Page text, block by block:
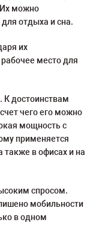
Их можно
отдыха и сна.
их
место для
К достоинствам
чего его можно
мощность с
применяется
в офисах и на
спросом.
мобильности
в одном